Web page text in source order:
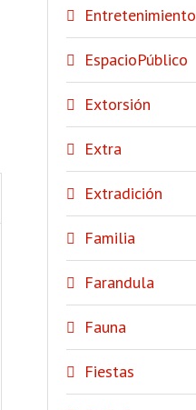
Entretenimiento
EspacioPúblico
Extorsión
Extra
Extradición
Familia
Farandula
Fauna
Fiestas